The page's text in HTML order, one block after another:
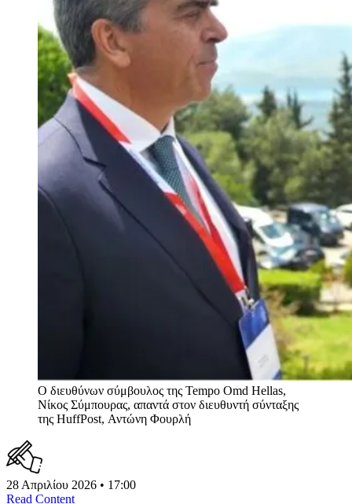
Ο διευθύνων σύμβουλος της Tempo Omd Hellas,
Νίκος Σύμπουρας, απαντά στον διευθυντή σύνταξης
της HuffPost, Αντώνη Φουρλή
28 Απριλίου 2026 • 17:00
Read Content